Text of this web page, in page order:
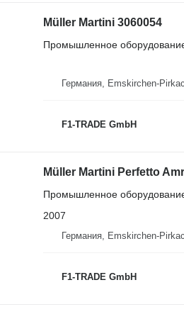
Müller Martini 3060054
Промышленное
Германия, Emskirchen-
F1-TRADE GmbH
Müller Martini Perfetto
Промышленное
2007
Германия, Emskirchen-
F1-TRADE GmbH